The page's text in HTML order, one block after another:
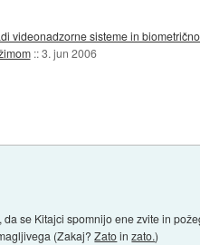
videonadzorne sisteme in
::3. jun 2006
se Kitajci spomnijo ene zvite in
(Zakaj?Zatoinzato.)